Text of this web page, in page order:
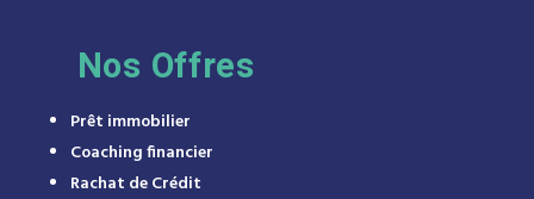
Nos Offres
Prêt immobilier
Coaching financier
Rachat de Crédit